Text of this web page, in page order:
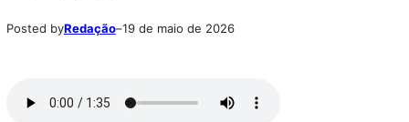
Posted byRedação–19 de maio de 2026